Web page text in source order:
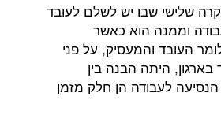
שלישי שבו יש לשלם לעובד
וממנה הוא כאשר
העובד והמעסיק, על פני
היתה הבנה בין
לעבודה הן חלק מזמן